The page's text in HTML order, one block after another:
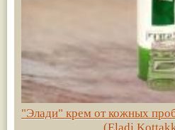
"Элади" крем от кожных